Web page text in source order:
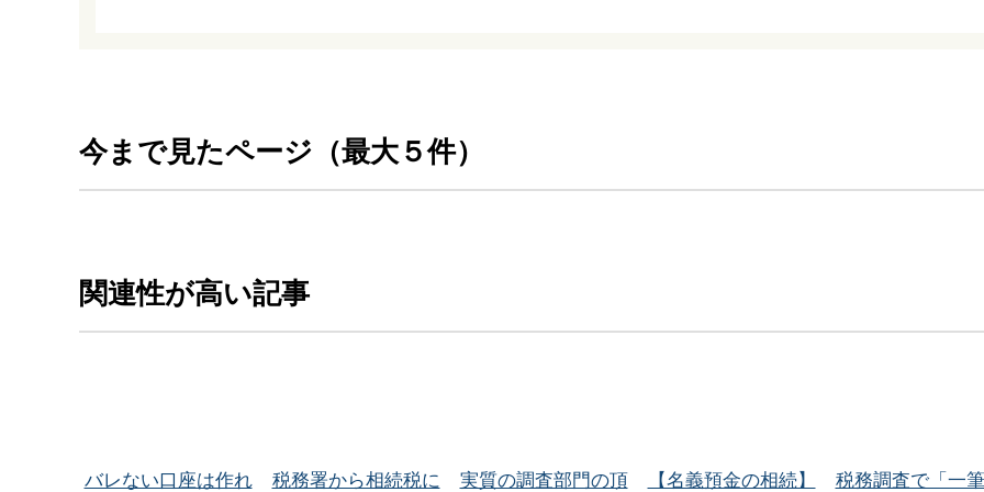
今まで見たページ（最大５件）
関連性が高い記事
バレない口座は作れ 税務署から相続税に 実質の調査部門の頂 【名義預金の相続】 税務調査で「一